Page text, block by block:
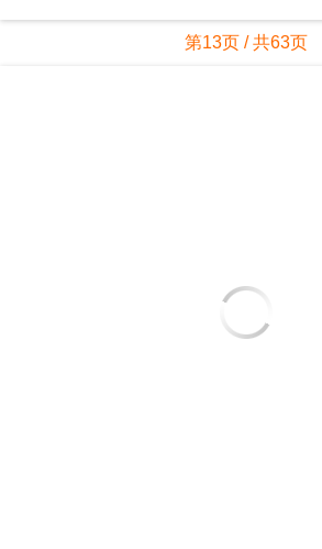
第13页 / 共63页